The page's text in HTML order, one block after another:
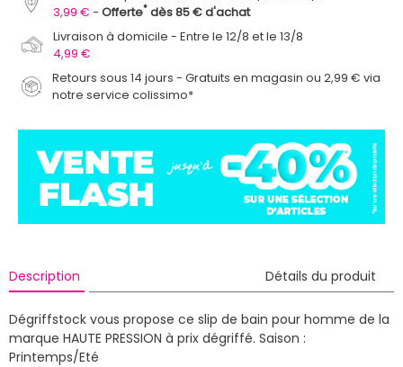
3,99 €
Offerte* dès 85 € d'achat
Livraison à domicile
Entre le 12/8 et le 13/8
4,99 €
Retours sous 14 jours - Gratuits en magasin ou 2,99 € via
notre service colissimo*
Description Détails du produit
Dégriffstock vous propose ce slip de bain pour homme de la
marque HAUTE PRESSION à prix dégriffé. Saison :
Printemps/Eté